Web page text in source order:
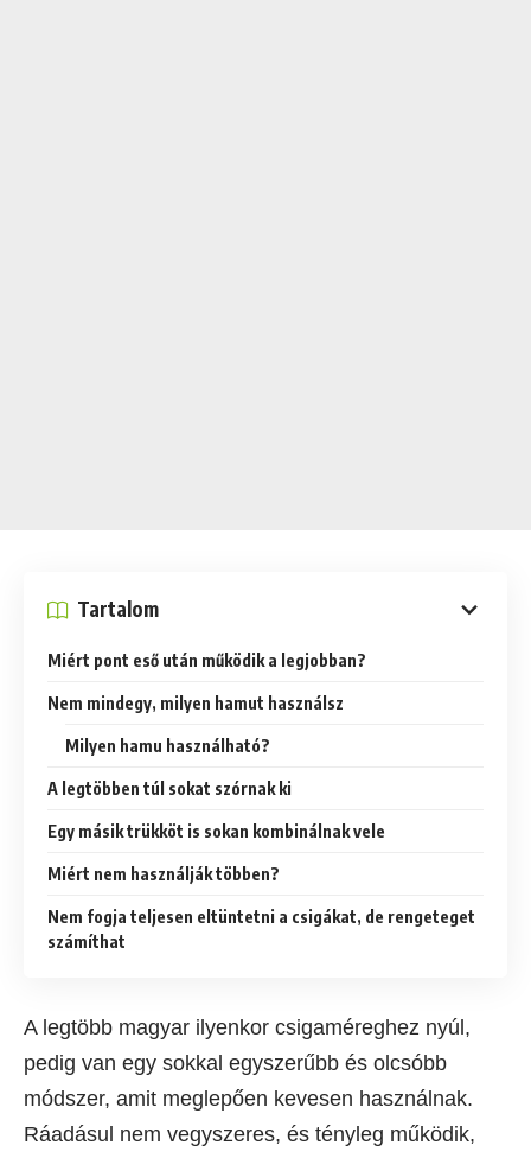
Tartalom
Miért pont eső után működik a legjobban?
Nem mindegy, milyen hamut használsz
Milyen hamu használható?
A legtöbben túl sokat szórnak ki
Egy másik trükköt is sokan kombinálnak vele
Miért nem használják többen?
Nem fogja teljesen eltüntetni a csigákat, de rengeteget
számíthat
A legtöbb magyar ilyenkor csigaméreghez nyúl,
pedig van egy sokkal egyszerűbb és olcsóbb
módszer, amit meglepően kevesen használnak.
Ráadásul nem vegyszeres, és tényleg működik,